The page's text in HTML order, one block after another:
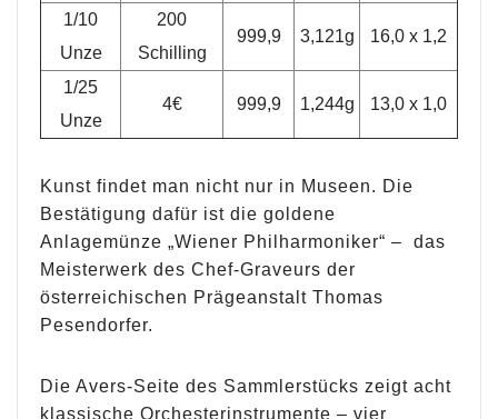
1/10
Unze
200
Schilling
999,9 3,121g 16,0 x 1,2
1/25
Unze
4€ 999,9 1,244g 13,0 x 1,0
Kunst findet man nicht nur in Museen. Die
Bestätigung dafür ist die goldene
Anlagemünze „Wiener Philharmoniker“ – das
Meisterwerk des Chef-Graveurs der
österreichischen Prägeanstalt Thomas
Pesendorfer.
Die Avers-Seite des Sammlerstücks zeigt acht
klassische Orchesterinstrumente – vier